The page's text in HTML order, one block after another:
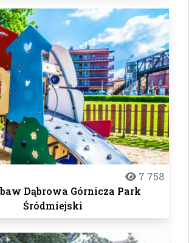
7 758
Dąbrowa Górnicza Park
Śródmiejski